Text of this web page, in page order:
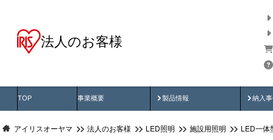
法人のお客様
TOP 事業概要 製品情報
製品動画 納入
納
アイリスオーヤマ 法人のお客様 LED照明 施設用照明 LED一体